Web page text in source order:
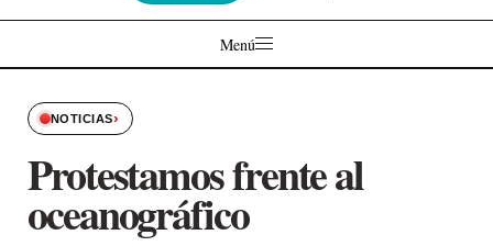
Menú
NOTICIAS›
Protestamos frente al
oceanográfico